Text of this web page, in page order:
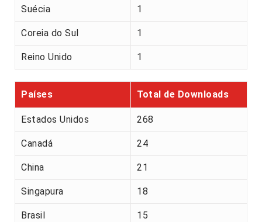
Suécia 1
Coreia do Sul 1
Reino Unido 1
Países Total de Downloads
Estados Unidos 268
Canadá 24
China 21
Singapura 18
Brasil 15